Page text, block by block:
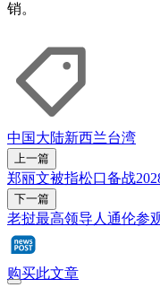
销。
中国大陆新西兰台湾
上一篇
郑丽文被指松口备战
下一篇
老挝最高领导人通伦参
购买此文章